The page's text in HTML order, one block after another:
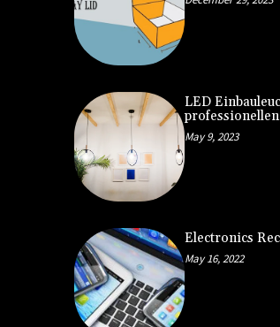
LED
May 9, 2023
Electronics
May 16, 2022